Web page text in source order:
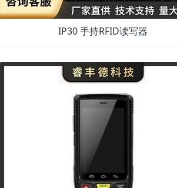
IP30 手持RFID读写器